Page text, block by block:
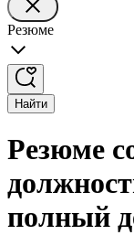
Резюме
Найти
Резюме
полный